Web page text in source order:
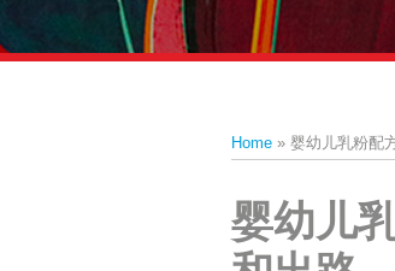
Home » 婴幼儿乳粉配
婴幼儿
Print:
Email
this
Tweet
this
Like
this
Share
this